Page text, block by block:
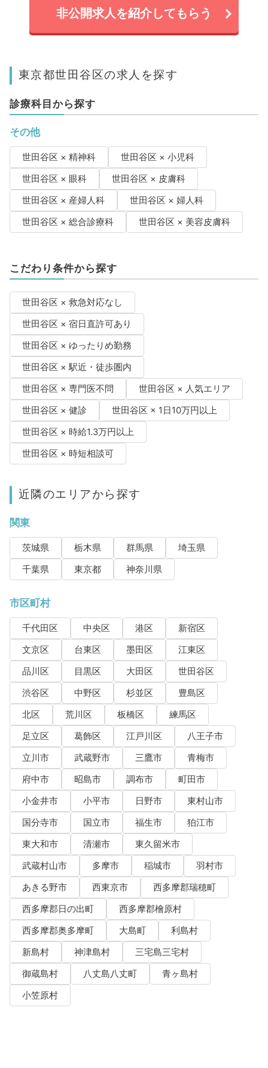
非公開求人を紹介してもらう
東京都世田谷区の求人を探す
診療科目から探す
その他
世田谷区 × 精神科
世田谷区 × 小児科
世田谷区 × 眼科
世田谷区 × 皮膚科
世田谷区 × 産婦人科
世田谷区 × 婦人科
世田谷区 × 総合診療科
世田谷区 × 美容皮膚科
こだわり条件から探す
世田谷区 × 救急対応なし
世田谷区 × 宿日直許可あり
世田谷区 × ゆったりめ勤務
世田谷区 × 駅近・徒歩圏内
世田谷区 × 専門医不問
世田谷区 × 人気エリア
世田谷区 × 健診
世田谷区 × 1日10万円以上
世田谷区 × 時給1.3万円以上
世田谷区 × 時短相談可
近隣のエリアから探す
関東
茨城県 栃木県 群馬県
埼玉県
千葉県
東京都 神奈川県
市区町村
千代田区 中央区 港区
新宿区
文京区
台東区 墨田区
江東区
品川区
目黒区 大田区
世田谷区
渋谷区
中野区 杉並区
豊島区
北区
荒川区 板橋区
練馬区
足立区
葛飾区 江戸川区
八王子市
立川市
武蔵野市 三鷹市
青梅市
府中市
昭島市 調布市
町田市
小金井市
小平市 日野市
東村山市
国分寺市
国立市 福生市
狛江市
東大和市
清瀬市
東久留米市
武蔵村山市
多摩市 稲城市
羽村市
あきる野市
西東京市
西多摩郡瑞穂町
西多摩郡日の出町
西多摩郡檜原村
西多摩郡奥多摩町
大島町
利島村
新島村
神津島村
三宅島三宅村
御蔵島村
八丈島八丈町
青ヶ島村
小笠原村